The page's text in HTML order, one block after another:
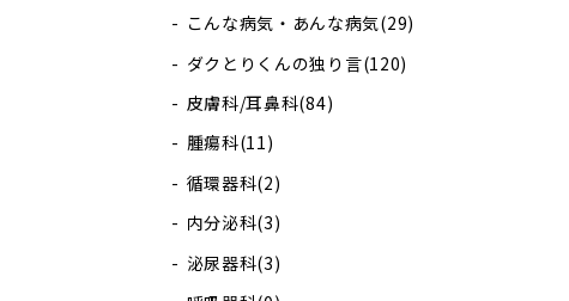
こんな病気・あんな病気(29)
ダクとりくんの独り言(120)
皮膚科/耳鼻科(84)
腫瘍科(11)
循環器科(2)
内分泌科(3)
泌尿器科(3)